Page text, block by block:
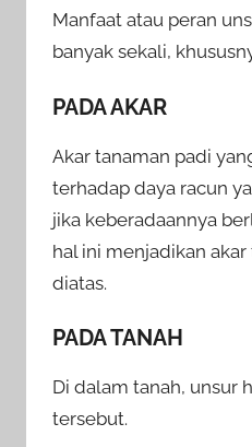
Manfaat atau peran
banyak sekali,
PADA AKAR
Akar tanaman padi
terhadap daya racun
jika keberadaannya
hal ini menjadikan
diatas.
PADA TANAH
Di dalam tanah, unsur
tersebut.